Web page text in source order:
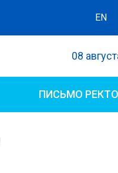
поиска
EN
08
ПИСЬМО